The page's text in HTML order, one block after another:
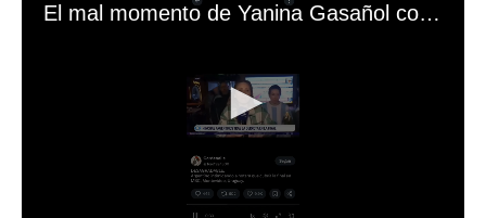
El mal momento de Yanina Gasañol con un hincha argentino en "Subrayado"